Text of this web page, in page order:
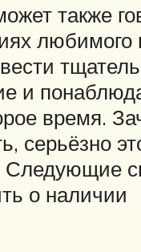
также
любимого
и
время.
серьёзно
Следующие
о наличии